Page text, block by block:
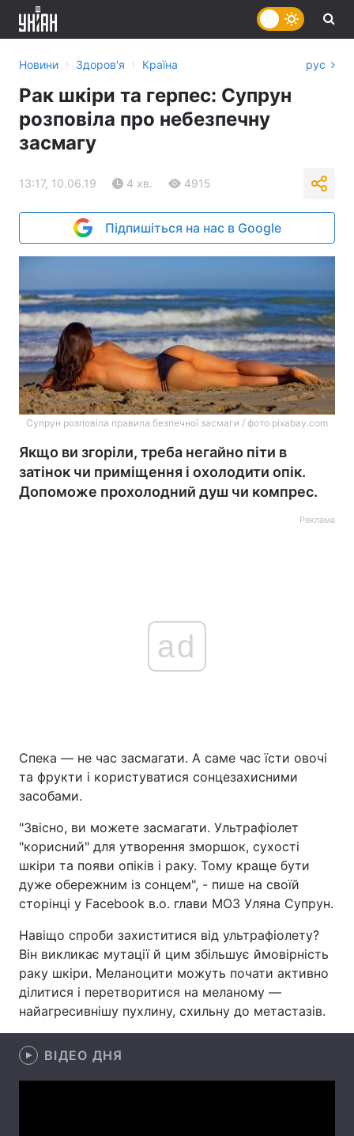
Головна Війна
Економіка Світ
Спорт Наука
Техно і зв'язок
Зброя Інциденти
Здоров'я Туризм
Цікавинки Погода
Екологія
Новини › Здоров'я › Країна рус
Рак шкіри та герпес: Супрун
розповіла про небезпечну
засмагу
13:17, 10.06.19 4 хв. 4915
Підпишіться на нас в Google
Супрун розповіла правила безпечної засмаги / фото pixabay.com
Якщо ви згоріли, треба негайно піти в
затінок чи приміщення і охолодити опік.
Допоможе прохолодний душ чи компрес.
Реклама
ad
Спека — не час засмагати. А саме час їсти овочі
та фрукти і користуватися сонцезахисними
засобами.
"Звісно, ви можете засмагати. Ультрафіолет
"корисний" для утворення зморшок, сухості
шкіри та появи опіків і раку. Тому краще бути
дуже обережним із сонцем", - пише на своїй
сторінці у Facebook в.о. глави МОЗ Уляна Супрун.
Навіщо спроби захиститися від ультрафіолету?
Він викликає мутації й цим збільшує ймовірність
раку шкіри. Меланоцити можуть почати активно
ділитися і перетворитися на меланому —
найагресивнішу пухлину, схильну до метастазів.
ВІДЕО ДНЯ